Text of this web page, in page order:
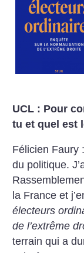
UCL : Pour
tu et quel est
Félicien Faury
du politique.
la France et
électeurs
de l’extrême
terrain qui a